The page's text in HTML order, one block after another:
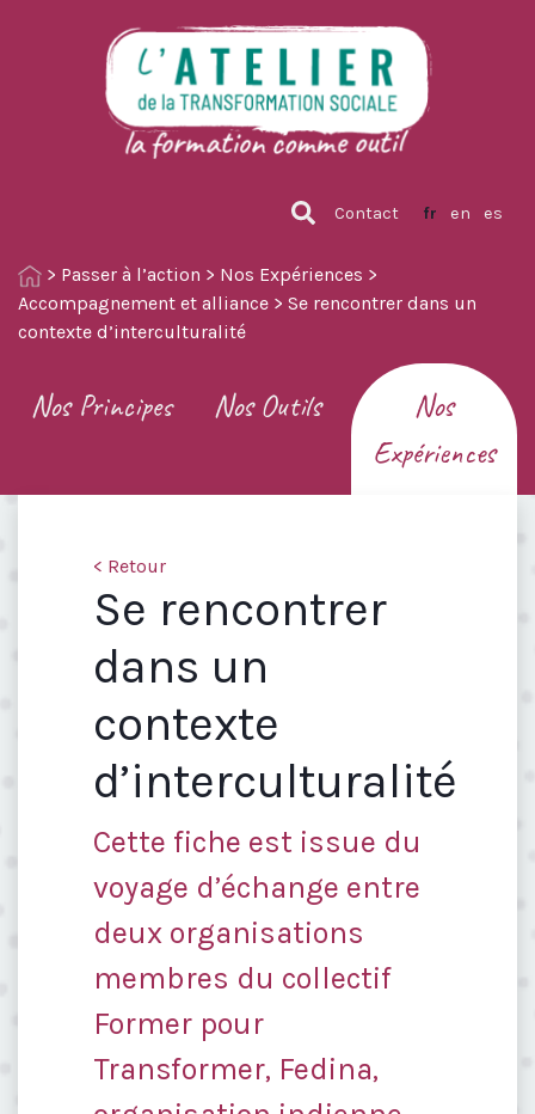
Contact fr en es
> Passer à l’action > Nos Expériences >
Accompagnement et alliance > Se rencontrer dans un
contexte d’interculturalité
Nos Principes Nos Outils
Nos
Expériences
< Retour
Se rencontrer
dans un
contexte
d’interculturalité
Cette fiche est issue du
voyage d’échange entre
deux organisations
membres du collectif
Former pour
Transformer, Fedina,